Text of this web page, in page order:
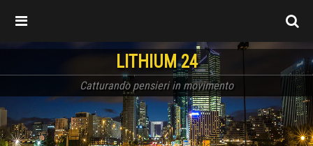
LITHIUM 24
Catturando pensieri in movimento